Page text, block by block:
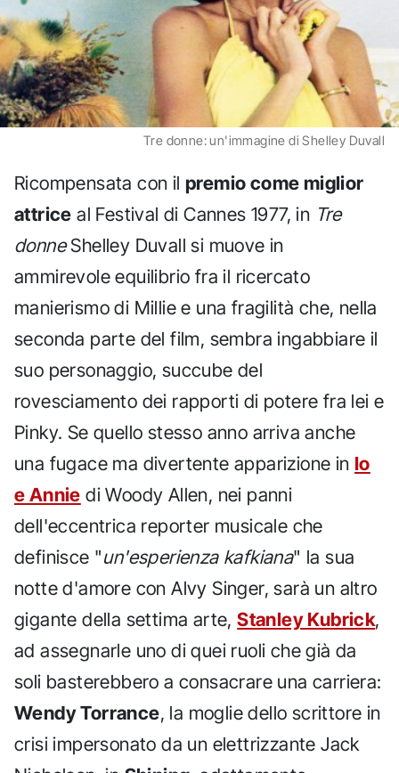
Tre donne: un'immagine di Shelley Duvall
Ricompensata con il premio come miglior
attrice al Festival di Cannes 1977, in Tre
donneShelley Duvall si muove in
ammirevole equilibrio fra il ricercato
manierismo di Millie e una fragilità che, nella
seconda parte del film, sembra ingabbiare il
suo personaggio, succube del
rovesciamento dei rapporti di potere fra lei e
Pinky. Se quello stesso anno arriva anche
una fugace ma divertente apparizione in Io
e Annie di Woody Allen, nei panni
dell'eccentrica reporter musicale che
definisce "un'esperienza kafkiana" la sua
notte d'amore con Alvy Singer, sarà un altro
gigante della settima arte,Stanley Kubrick,
ad assegnarle uno di quei ruoli che già da
soli basterebbero a consacrare una carriera:
Wendy Torrance, la moglie dello scrittore in
crisi impersonato da un elettrizzante Jack